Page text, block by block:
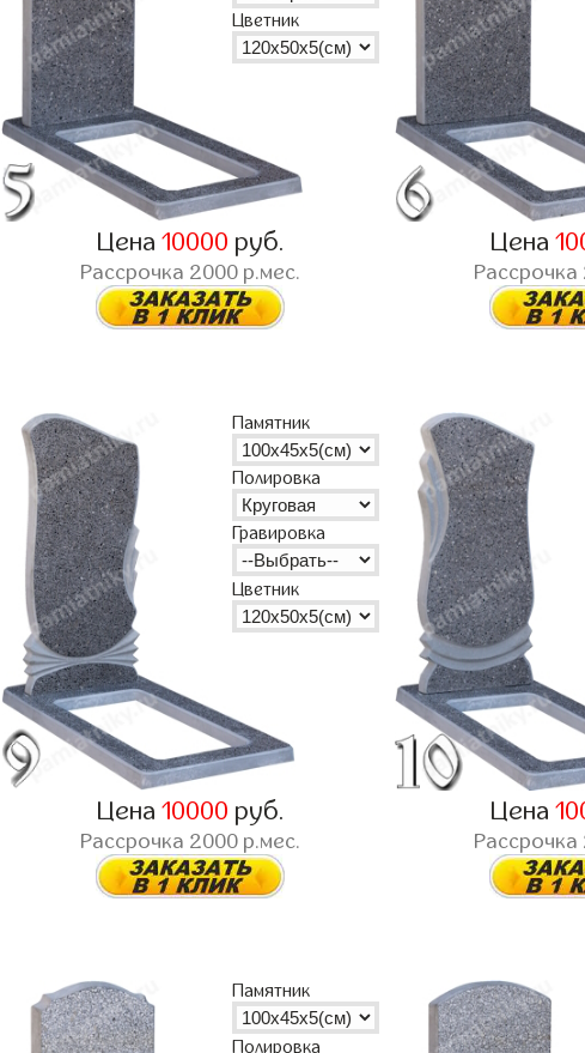
Цветник
Цена 10000 руб.
Рассрочка 2000 р.мес.
Цена
Рассрочка
Памятник
Полировка
Гравировка
Цветник
Цена 10000 руб.
Рассрочка 2000 р.мес.
Цена
Рассрочка
Памятник
Полировка